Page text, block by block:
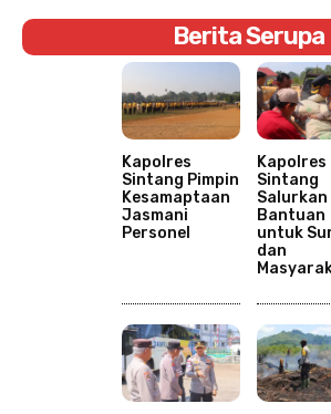
Berita Serupa
Kapolres
Sintang Pimpin
Kesamaptaan
Jasmani
Personel
Kapolres
Sintang
Salurkan
Bantuan
untuk
dan